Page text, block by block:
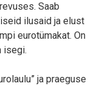
Saab
ilusaid ja elust
eurotümakat. On
isegi.
ja praeguse